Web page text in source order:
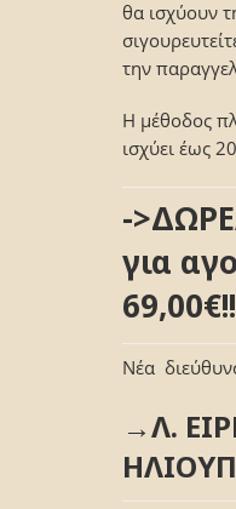
θα ισχύουν
την
Η μέθοδος
ισχύει έως
-
για
Νέα
→Λ.